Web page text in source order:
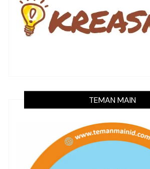
TEMAN MAIN